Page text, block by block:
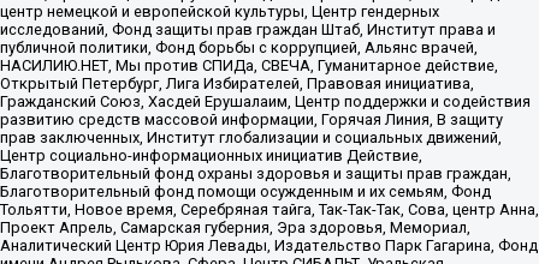
центр немецкой и европейской культуры, Центр гендерных
исследований, Фонд защиты прав граждан Штаб, Институт права и
публичной политики, Фонд борьбы с коррупцией, Альянс врачей,
НАСИЛИЮ.НЕТ, Мы против СПИДа, СВЕЧА, Гуманитарное действие,
Открытый Петербург, Лига Избирателей, Правовая инициатива,
Гражданский Союз, Хасдей Ерушалаим, Центр поддержки и содействия
развитию средств массовой информации, Горячая Линия, В защиту
прав заключенных, Институт глобализации и социальных движений,
Центр социально-информационных инициатив Действие,
Благотворительный фонд охраны здоровья и защиты прав граждан,
Благотворительный фонд помощи осужденным и их семьям, Фонд
Тольятти, Новое время, Серебряная тайга, Так-Так-Так, Сова, центр Анна,
Проект Апрель, Самарская губерния, Эра здоровья, Мемориал,
Аналитический Центр Юрия Левады, Издательство Парк Гагарина, Фонд